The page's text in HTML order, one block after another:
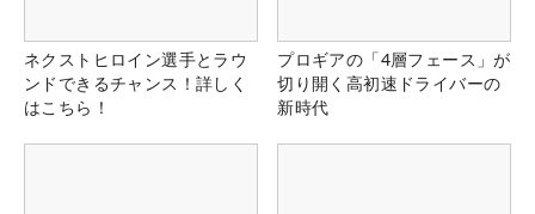
ネクストヒロイン選手とラウ
ンドできるチャンス！詳しく
はこちら！
プロギアの「4層フェース」が
切り開く高初速ドライバーの
新時代